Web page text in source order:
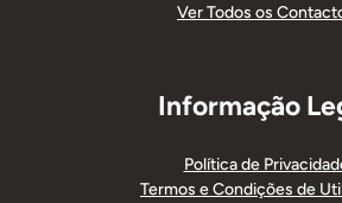
Ver Todos os
Informação
Política de
Termos e Condições de